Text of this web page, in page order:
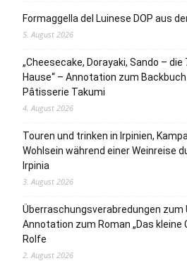
Formaggella del Luinese DOP aus
5. August 2026
„Cheesecake, Dorayaki, Sando –
Hause“ – Annotation zum
Pâtisserie Takumi
4. August 2026
Touren und trinken in Irpinien,
Wohlsein während einer Weinreise
Irpinia
3. August 2026
Überraschungsverabredungen
Annotation zum Roman „Das kleine
Rolfe
2. August 2026